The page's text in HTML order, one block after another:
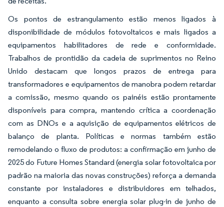
Os pontos de estrangulamento estão menos ligados à
disponibilidade de módulos fotovoltaicos e mais ligados a
equipamentos habilitadores de rede e conformidade.
Trabalhos de prontidão da cadeia de suprimentos no Reino
Unido destacam que longos prazos de entrega para
transformadores e equipamentos de manobra podem retardar
a comissão, mesmo quando os painéis estão prontamente
disponíveis para compra, mantendo crítica a coordenação
com as DNOs e a aquisição de equipamentos elétricos de
balanço de planta. Políticas e normas também estão
remodelando o fluxo de produtos: a confirmação em junho de
2025 do Future Homes Standard (energia solar fotovoltaica por
padrão na maioria das novas construções) reforça a demanda
constante por instaladores e distribuidores em telhados,
enquanto a consulta sobre energia solar plug-in de junho de